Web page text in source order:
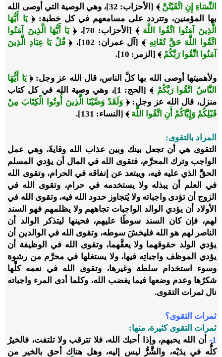
النِّسَاءِ إِنِ اتَّقَيْتُنَّ ﴾
[الأحزاب: 32]، وهي الوصية التي أوصى الله
بها المؤمنين، وتتردد على مسامعهم في كل خطبة:﴿يَا أَيُّهَا
الَّذِينَ آمَنُوا اتَّقُوا اللَّهَ ﴾ [الأحزاب: 70]، ﴿يَا أَيُّهَا الَّذِينَ آمَنُوا
اتَّقُوا اللَّهَ حَقَّ تُقَاتِهِ ﴾[آل عمران: 102]، ﴿قُلْ يَا عِبَادِ الَّذِينَ
آمَنُوا اتَّقُوا رَبَّكُمْ ﴾ [الزمر: 10].
ولأهميتها أوصى الله بها كلَّ الناس، قال الله عز وجل:﴿يَا أَيُّهَا
النَّاسُ اتَّقُوا رَبَّكُمْ ﴾
[الحج: 1]، وهي وصية الله في كل كتاب
منزل، قال الله عز وجل:﴿وَلَقَدْ وَصَّيْنَا الَّذِينَ أُوتُوا الْكِتَابَ مِنْ
قَبْلِكُمْ وَإِيَّاكُمْ أَنِ اتَّقُوا اللَّهَ ﴾ [النساء: 131] .
المراد بالتقوى:
التقوى هي أن تجعل بينك وبين عذاب الله وقايةً، وهي عمل
الواجب وترك المحرَّم، فتقوى الله في المال أن يؤدي المسلم
الحقَّ الذي عليه فيه، ويبتعد عن إنفاقه في الحرام، وتقوى الله
في العلم أن يبذله ولا يستخدمه في حرام، وتقوى الله في
الزوج أن تؤدى واجباته ولا يُتجاوز حدود الله فيه، وتقوى الله في
الأولاد أن يؤدي الوالد الواجبات تجاههم ولا يظلمهم فهو السند
لهم، فإن كان السند سوطًا عليهم، فحينها ليتذكر الوالد أن
الناصر لهم هو الله فليخشَ سوطه، وتقوى الله في الوالدين أن
يؤدي الولد حقوقهما ولا يعقَّهما، وتقوى الله في الوظيفة أن
يؤدي الموظف واجباتِه فيها، ولا يستغلها في محرَّم من رشوة
وسوء استخدام سلطة وغيرها، وتقوى الله في نعمه كلِّها
شكرُها وعدم وضعها فيما يغضب الله، وكلما أدى المرء واجباته
نال ثمرات التقوى.
ثمرات التقوى؟
ثمرات التقوى كثيرة، منها:
1-
أن الله يحبهم، وإذا أحبك الله، فلا تترقب ولا تلتفت، فالخيرُ
كلُّه في يدَيْه، والشَّرُّ ليس إليه، وهل هناك أحق بالخير من